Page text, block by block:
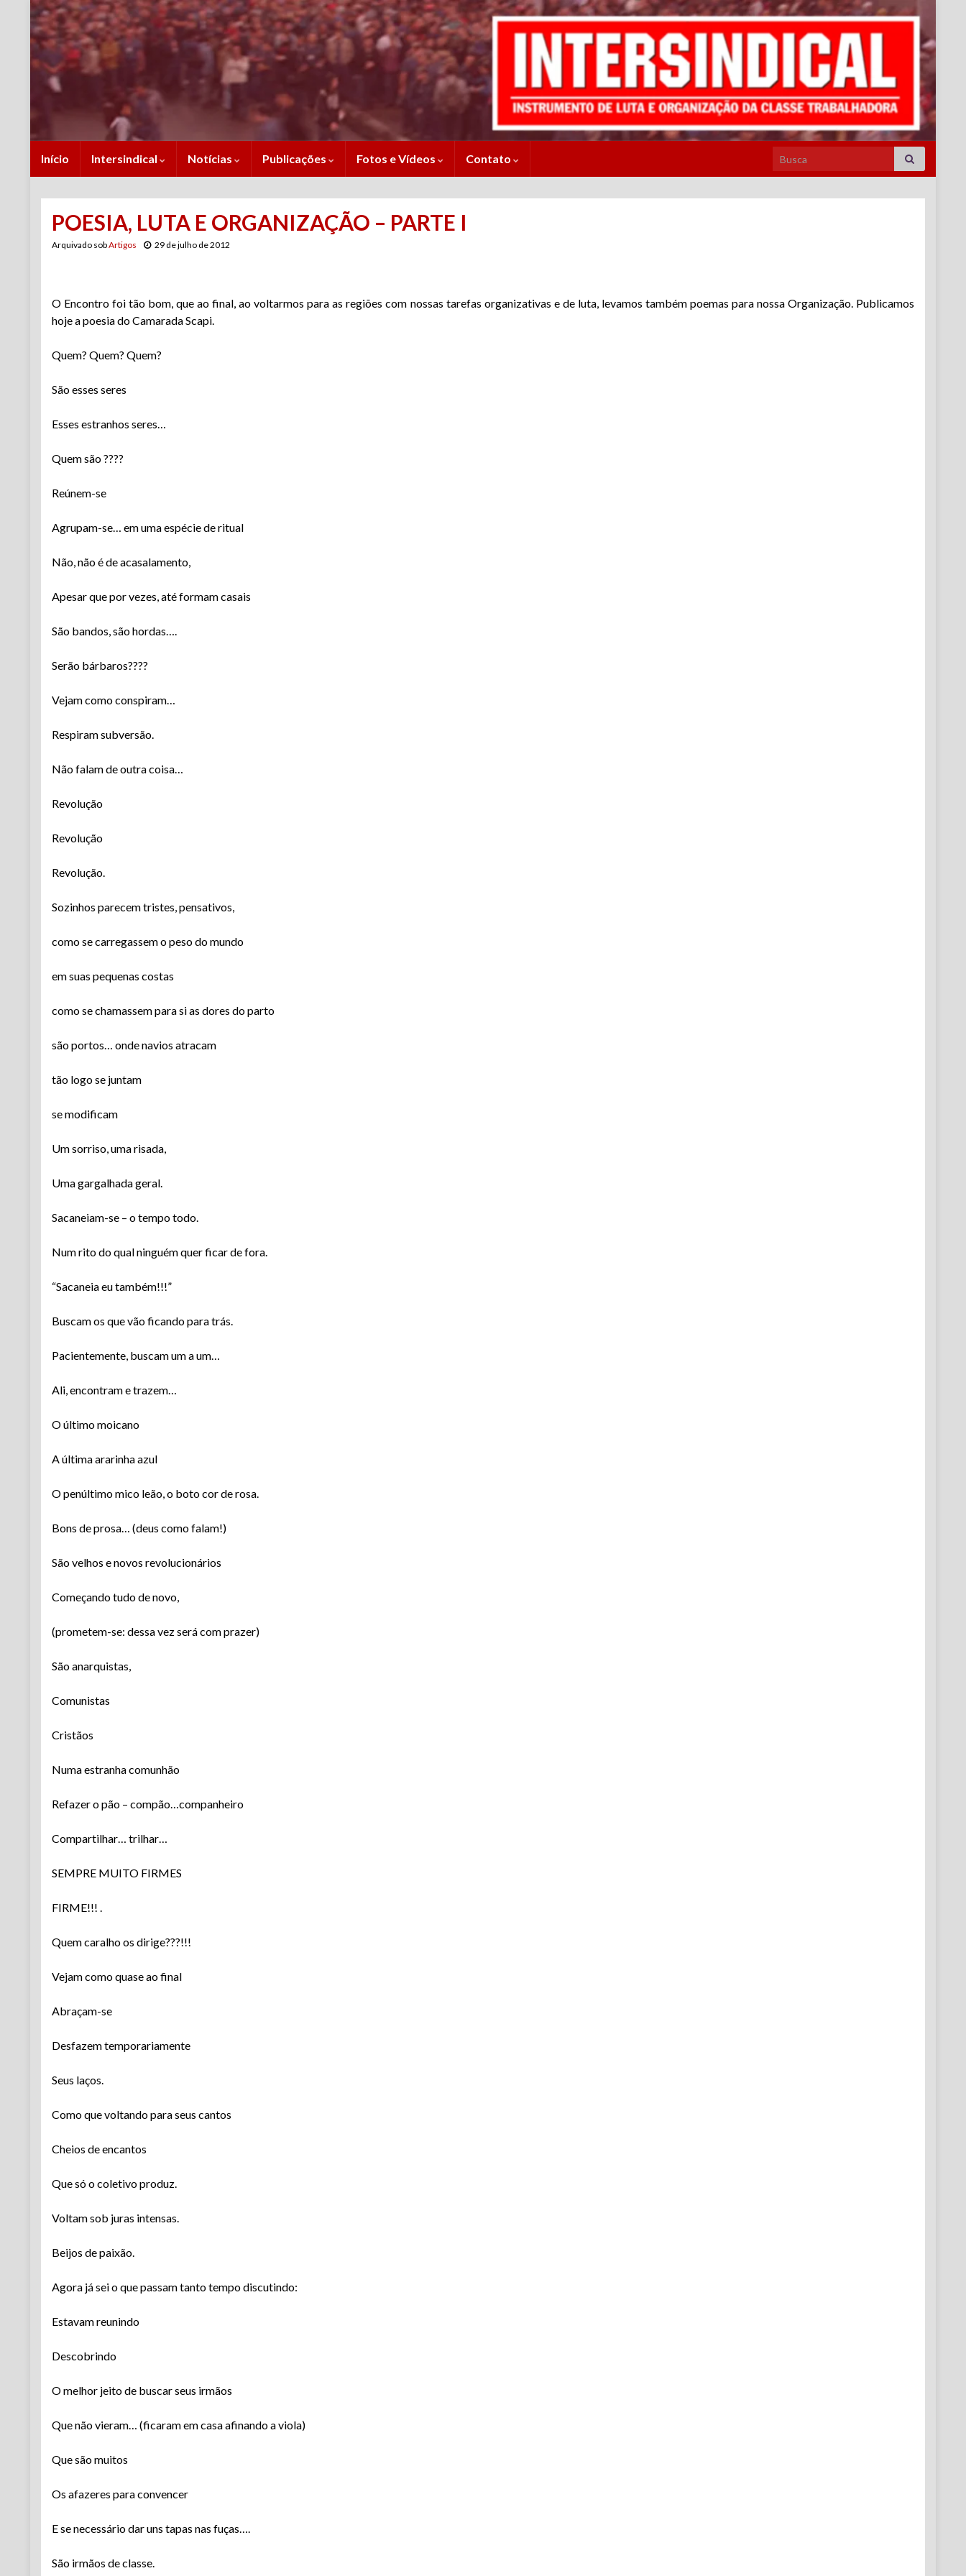
Início Intersindical Notícias Publicações Fotos e Vídeos Contato Search for:
POESIA, LUTA E ORGANIZAÇÃO – PARTE I
Arquivado sobArtigos 29 de julho de 2012
O Encontro foi tão bom, que ao final, ao voltarmos para as regiões com nossas tarefas organizativas e de luta, levamos também poemas para nossa Organização. Publicamos
hoje a poesia do Camarada Scapi.
Quem? Quem? Quem?
São esses seres
Esses estranhos seres…
Quem são ????
Reúnem-se
Agrupam-se… em uma espécie de ritual
Não, não é de acasalamento,
Apesar que por vezes, até formam casais
São bandos, são hordas….
Serão bárbaros????
Vejam como conspiram…
Respiram subversão.
Não falam de outra coisa…
Revolução
Revolução
Revolução.
Sozinhos parecem tristes, pensativos,
como se carregassem o peso do mundo
em suas pequenas costas
como se chamassem para si as dores do parto
são portos… onde navios atracam
tão logo se juntam
se modificam
Um sorriso, uma risada,
Uma gargalhada geral.
Sacaneiam-se – o tempo todo.
Num rito do qual ninguém quer ficar de fora.
“Sacaneia eu também!!!”
Buscam os que vão ficando para trás.
Pacientemente, buscam um a um…
Ali, encontram e trazem…
O último moicano
A última ararinha azul
O penúltimo mico leão, o boto cor de rosa.
Bons de prosa… (deus como falam!)
São velhos e novos revolucionários
Começando tudo de novo,
(prometem-se: dessa vez será com prazer)
São anarquistas,
Comunistas
Cristãos
Numa estranha comunhão
Refazer o pão – compão…companheiro
Compartilhar… trilhar…
SEMPRE MUITO FIRMES
FIRME!!! .
Quem caralho os dirige???!!!
Vejam como quase ao final
Abraçam-se
Desfazem temporariamente
Seus laços.
Como que voltando para seus cantos
Cheios de encantos
Que só o coletivo produz.
Voltam sob juras intensas.
Beijos de paixão.
Agora já sei o que passam tanto tempo discutindo:
Estavam reunindo
Descobrindo
O melhor jeito de buscar seus irmãos
Que não vieram… (ficaram em casa afinando a viola)
Que são muitos
Os afazeres para convencer
E se necessário dar uns tapas nas fuças….
São irmãos de classe.